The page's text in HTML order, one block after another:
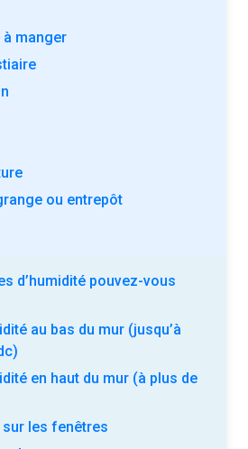
manger
ou entrepôt
d’humidité pouvez-vous
au bas du mur (jusqu’à
en haut du mur (à plus de
les fenêtres